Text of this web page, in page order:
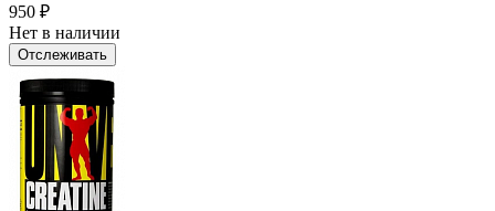
950 ₽
Нет в наличии
Отслеживать